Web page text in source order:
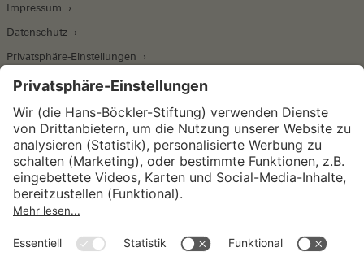
Impressum
Datenschutz
Privatsphäre-Einstellungen
Wirtschafts- und Sozialwissenschaftliches Institut
Institut für Makroökonomie und
Konjunkturforschung